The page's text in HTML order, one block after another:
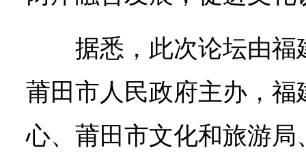
据悉，此次论坛由
莆田市人民政府主办，
心、莆田市文化和旅游